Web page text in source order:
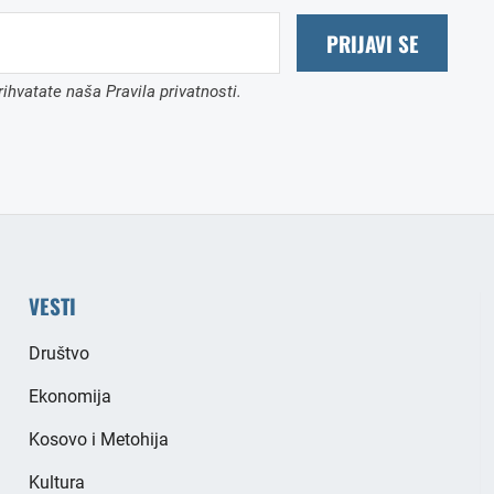
PRIJAVI SE
naša Pravila privatnosti.
VESTI
Društvo
Ekonomija
Kosovo i Metohija
Kultura